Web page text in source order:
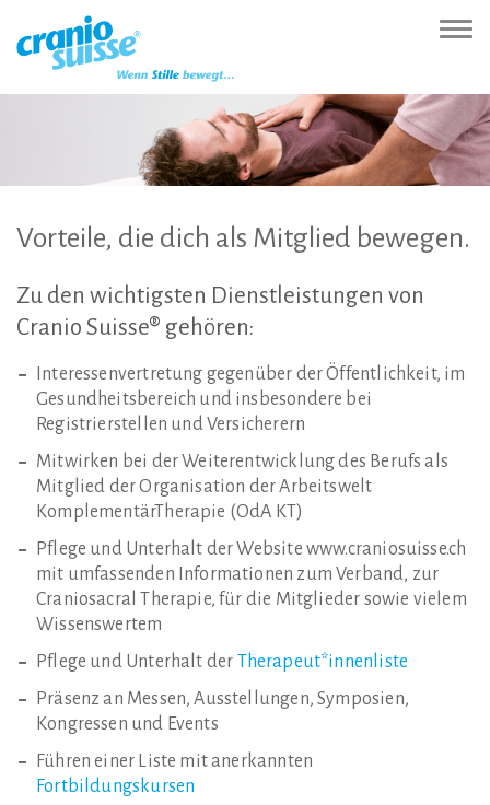
(Accesskey
Hauptnavigation
(Accesskey
Inhalt
(Accesskey
Sprachumschaltung
(Accesskey
Vorteile, die dich als Mitglied bewegen.
Zu den wichtigsten Dienstleistungen von
Cranio Suisse® gehören:
Interessenvertretung gegenüber der Öffentlichkeit, im
Gesundheitsbereich und insbesondere bei
Registrierstellen und Versicherern
Mitwirken bei der Weiterentwicklung des Berufs als
Mitglied der Organisation der Arbeitswelt
KomplementärTherapie (OdA KT)
Pflege und Unterhalt der Website www.craniosuisse.ch
mit umfassenden Informationen zum Verband, zur
Craniosacral Therapie, für die Mitglieder sowie vielem
Wissenswertem
Pflege und Unterhalt der Therapeut*innenliste
Präsenz an Messen, Ausstellungen, Symposien,
Kongressen und Events
Führen einer Liste mit anerkannten
Fortbildungskursen